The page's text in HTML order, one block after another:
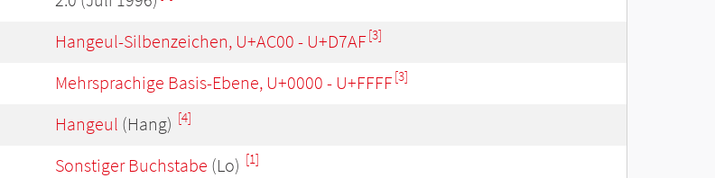
Hangeul-Silbenzeichen, U+AC00 - U+D7AF[3]
Mehrsprachige Basis-Ebene, U+0000 - U+FFFF[3]
Hangeul (Hang) [4]
Sonstiger Buchstabe (Lo) [1]